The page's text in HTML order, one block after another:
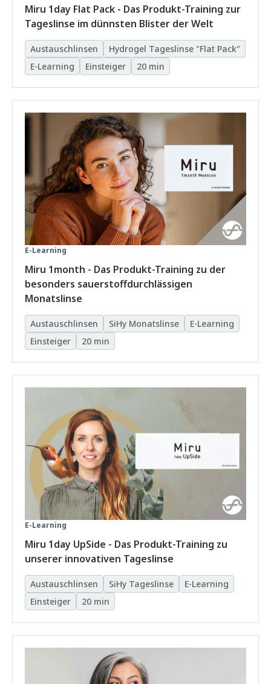
Miru 1day Flat Pack - Das Produkt-Training zur
Tageslinse im dünnsten Blister der Welt
Austauschlinsen
Hydrogel Tageslinse "Flat Pack"
E-Learning
Einsteiger 20 min
E-Learning
Miru 1month - Das Produkt-Training zu der
besonders sauerstoffdurchlässigen
Monatslinse
Austauschlinsen SiHy Monatslinse
E-Learning
Einsteiger
20 min
E-Learning
Miru 1day UpSide - Das Produkt-Training zu
unserer innovativen Tageslinse
Austauschlinsen SiHy Tageslinse
E-Learning
Einsteiger
20 min